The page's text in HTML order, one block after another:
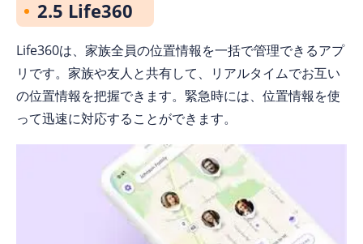
2.5 Life360
Life360は、家族全員の位置情報を一括で管理できるアプ
リです。家族や友人と共有して、リアルタイムでお互い
の位置情報を把握できます。緊急時には、位置情報を使
って迅速に対応することができます。